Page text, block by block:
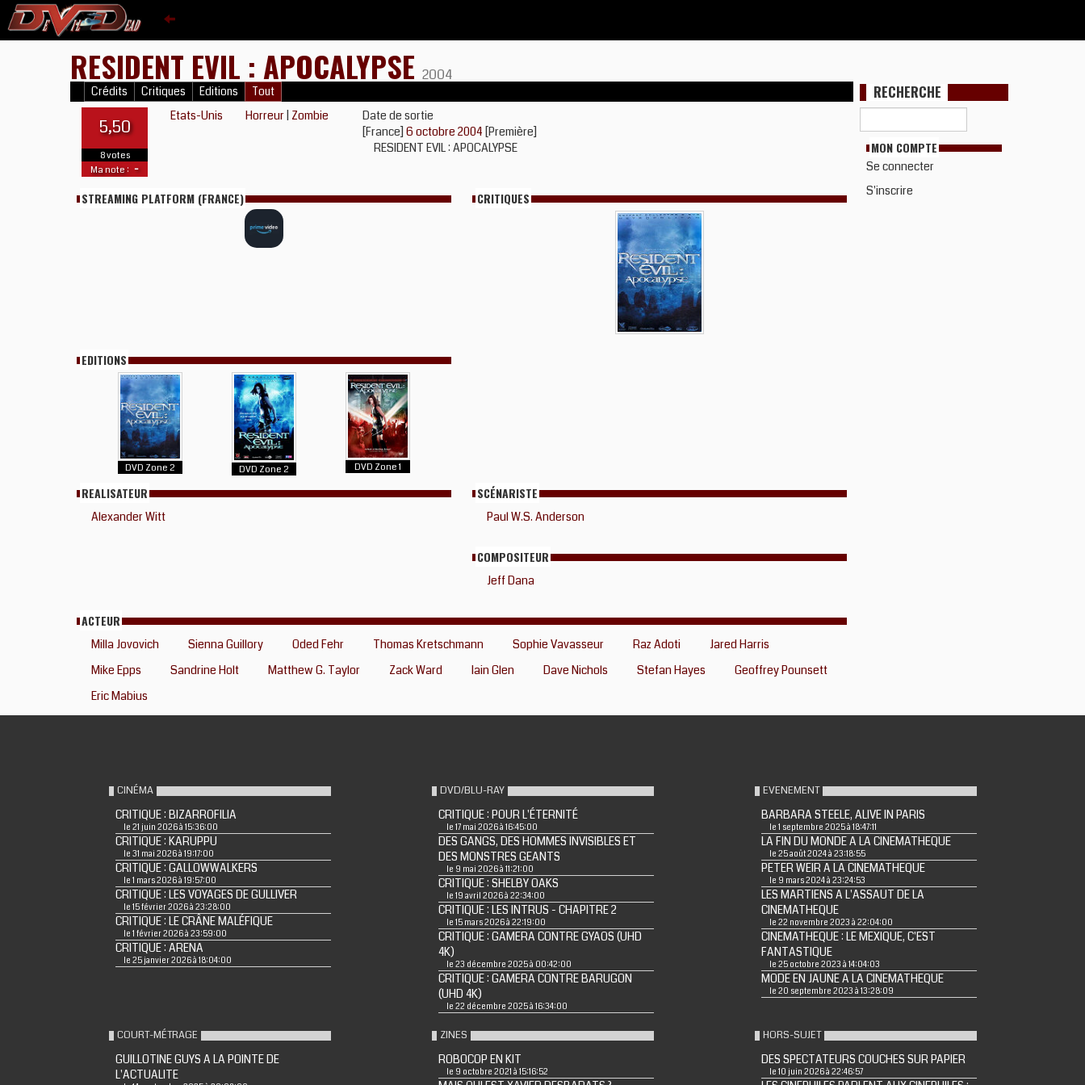
RESIDENT EVIL : APOCALYPSE 2004
Crédits Critiques Editions Tout
5,50
8 votes
Ma note : -
Etats-Unis Horreur Zombie
Date de sortie
[France]6 octobre 2004 [Première]
RESIDENT EVIL : APOCALYPSE
STREAMING PLATFORM (FRANCE) CRITIQUES
EDITIONS
DVD Zone 2 DVD Zone 2 DVD Zone 1
REALISATEUR
Alexander Witt
SCÉNARISTE
Paul W.S. Anderson
COMPOSITEUR
Jeff Dana
ACTEUR
Milla Jovovich Sienna Guillory Oded Fehr Thomas Kretschmann Sophie Vavasseur Raz Adoti
Jared Harris
Mike Epps
Sandrine Holt Matthew G. Taylor Zack Ward Iain Glen Dave Nichols Stefan Hayes
Geoffrey Pounsett
Eric Mabius
RECHERCHE
MON COMPTE
Se connecter
S'inscrire
CINÉMA
CRITIQUE : BIZARROFILIA
le 21 juin 2026 à 15:36:00
CRITIQUE : KARUPPU
le 31 mai 2026 à 19:17:00
CRITIQUE : GALLOWWALKERS
le 1 mars 2026 à 19:57:00
CRITIQUE : LES VOYAGES DE GULLIVER
le 15 février 2026 à 23:28:00
CRITIQUE : LE CRÂNE MALÉFIQUE
le 1 février 2026 à 23:59:00
CRITIQUE : ARENA
le 25 janvier 2026 à 18:04:00
DVD/BLU-RAY
CRITIQUE : POUR L'ÉTERNITÉ
le 17 mai 2026 à 16:45:00
DES GANGS, DES HOMMES INVISIBLES ET
DES MONSTRES GEANTS
le 9 mai 2026 à 11:21:00
CRITIQUE : SHELBY OAKS
le 19 avril 2026 à 22:34:00
CRITIQUE : LES INTRUS - CHAPITRE 2
le 15 mars 2026 à 22:19:00
CRITIQUE : GAMERA CONTRE GYAOS (UHD
4K)
le 23 décembre 2025 à 00:42:00
CRITIQUE : GAMERA CONTRE BARUGON
(UHD 4K)
le 22 décembre 2025 à 16:34:00
EVENEMENT
BARBARA STEELE, ALIVE IN PARIS
le 1 septembre 2025 à 18:47:11
LA FIN DU MONDE A LA CINEMATHEQUE
le 25 août 2024 à 23:18:55
PETER WEIR A LA CINEMATHEQUE
le 9 mars 2024 à 23:24:53
LES MARTIENS A L'ASSAUT DE LA
CINEMATHEQUE
le 22 novembre 2023 à 22:04:00
CINEMATHEQUE : LE MEXIQUE, C'EST
FANTASTIQUE
le 25 octobre 2023 à 14:04:03
MODE EN JAUNE A LA CINEMATHEQUE
le 20 septembre 2023 à 13:28:09
COURT-MÉTRAGE
GUILLOTINE GUYS A LA POINTE DE
L'ACTUALITE
ZINES
ROBOCOP EN KIT
le 9 octobre 2021 à 15:16:52
HORS-SUJET
DES SPECTATEURS COUCHES SUR PAPIER
le 10 juin 2026 à 22:46:57